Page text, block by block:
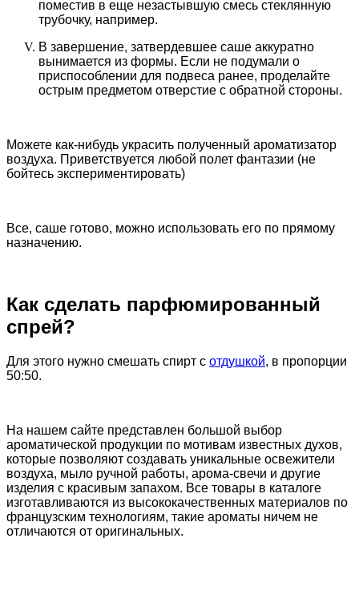
поместив в еще незастывшую смесь стеклянную
трубочку, например.
В завершение, затвердевшее саше аккуратно
вынимается из формы. Если не подумали о
приспособлении для подвеса ранее, проделайте
острым предметом отверстие с обратной стороны.
Можете как-нибудь украсить полученный ароматизатор
воздуха. Приветствуется любой полет фантазии (не
бойтесь экспериментировать)
Все, саше готово, можно использовать его по прямому
назначению.
Как сделать парфюмированный
спрей?
Для этого нужно смешать спирт с отдушкой, в пропорции
50:50.
На нашем сайте представлен большой выбор
ароматической продукции по мотивам известных духов,
которые позволяют создавать уникальные освежители
воздуха, мыло ручной работы, арома-свечи и другие
изделия с красивым запахом. Все товары в каталоге
изготавливаются из высококачественных материалов по
французским технологиям, такие ароматы ничем не
отличаются от оригинальных.